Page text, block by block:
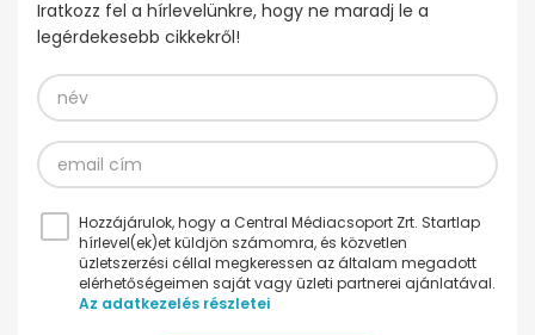
Iratkozz fel a hírlevelünkre, hogy ne maradj le a
legérdekesebb cikkekről!
Hozzájárulok, hogy a Central Médiacsoport Zrt. Startlap
hírlevel(ek)et küldjön számomra, és közvetlen
üzletszerzési céllal megkeressen az általam megadott
elérhetőségeimen saját vagy üzleti partnerei ajánlatával.
Az adatkezelés részletei